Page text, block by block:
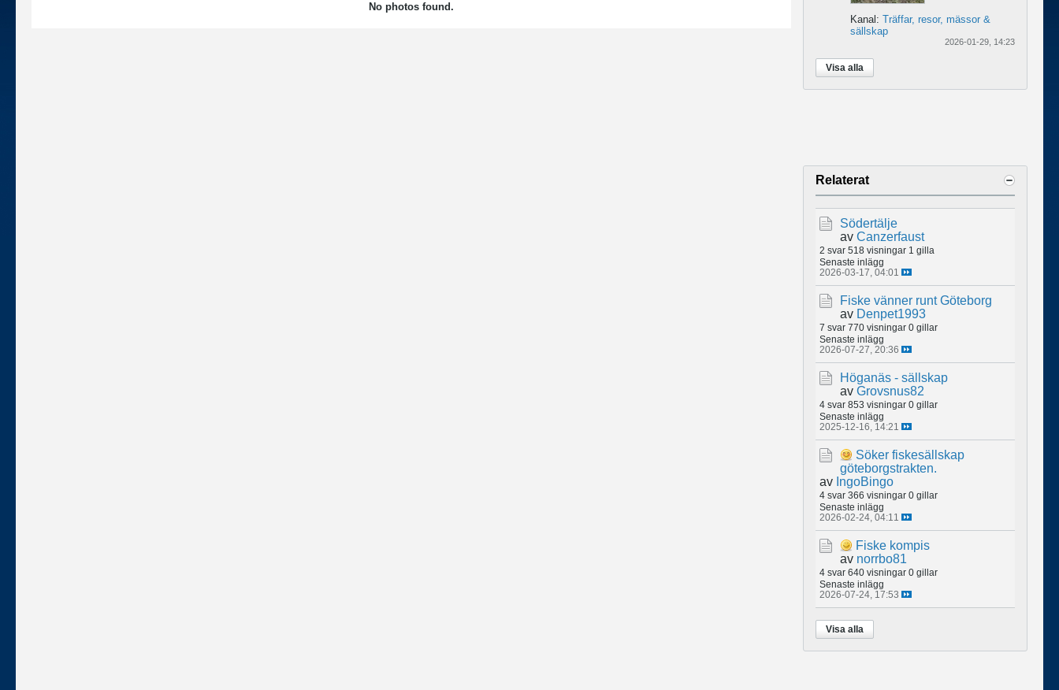
No photos found.
Kanal: Träffar, resor, mässor &
sällskap
2026-01-29, 14:23
Visa alla
Relaterat
Södertälje
av Canzerfaust
2 svar 518 visningar 1 gilla
Senaste inlägg
2026-03-17, 04:01
Fiske vänner runt Göteborg
av Denpet1993
7 svar 770 visningar 0 gillar
Senaste inlägg
2026-07-27, 20:36
Höganäs - sällskap
av Grovsnus82
4 svar 853 visningar 0 gillar
Senaste inlägg
2025-12-16, 14:21
Söker fiskesällskap
göteborgstrakten.
av IngoBingo
4 svar 366 visningar 0 gillar
Senaste inlägg
2026-02-24, 04:11
Fiske kompis
av norrbo81
4 svar 640 visningar 0 gillar
Senaste inlägg
2026-07-24, 17:53
Visa alla